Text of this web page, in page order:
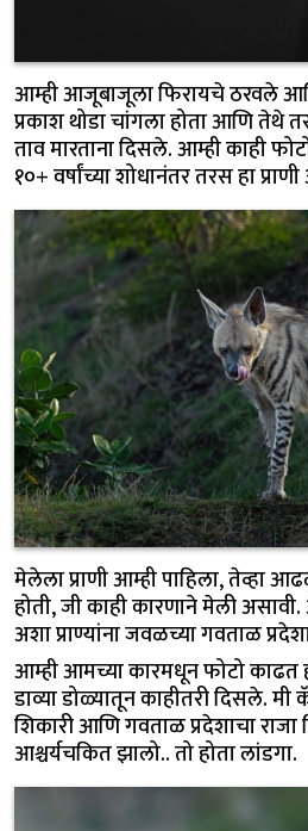
आम्ही आजूबाजूला फिरायचे ठरवले
प्रकाश थोडा चांगला होता आणि तेथे
ताव मारताना दिसले. आम्ही काही
१०+ वर्षांच्या शोधानंतर तरस हा
मेलेला प्राणी आम्ही पाहिला, तेव्हा
होती, जी काही कारणाने मेली
अशा प्राण्यांना जवळच्या गवताळ
आम्ही आमच्या कारमधून फोटो
डाव्या डोळ्यातून काहीतरी दिसले.
शिकारी आणि गवताळ प्रदेशाचा राजा
आश्चर्यचकित झालो.. तो होता लांडगा.